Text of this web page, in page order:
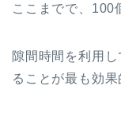
ここまでで、100
隙間時間を利用
ることが最も効果